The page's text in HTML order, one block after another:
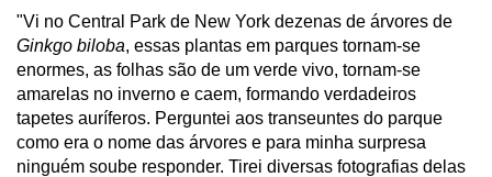
"Vi no Central Park de New York dezenas de árvores de
Ginkgo biloba, essas plantas em parques tornam-se
enormes, as folhas são de um verde vivo, tornam-se
amarelas no inverno e caem, formando verdadeiros
tapetes auríferos. Perguntei aos transeuntes do parque
como era o nome das árvores e para minha surpresa
ninguém soube responder. Tirei diversas fotografias delas